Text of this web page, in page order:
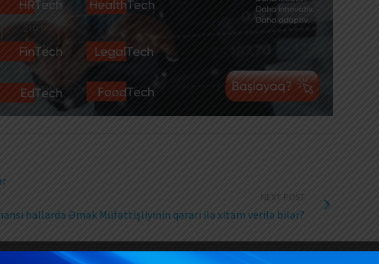
NEXT POST
hallarda Əmək Müfəttişliyinin qərarı ilə xitam verilə bilər?